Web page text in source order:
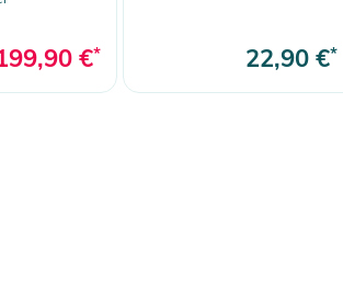
€* 22,90 €*